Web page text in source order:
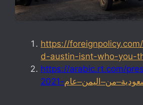
https://
d-austin-isnt-who-you-
https://arabic.rt.com/
–من– اليمن–عام